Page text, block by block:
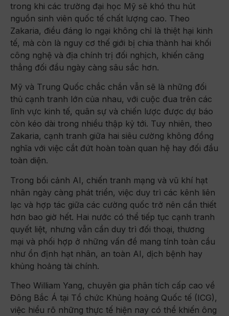
trong khi các trường đại học Mỹ sẽ khó thu hút
nguồn sinh viên quốc tế chất lượng cao. Theo
Zakaria, điều đáng lo ngại không chỉ là thiệt hại kinh
tế, mà còn là nguy cơ thế giới bị chia thành hai khối
công nghệ và địa chính trị đối nghịch, khiến căng
thẳng đối đầu ngày càng sâu sắc hơn.
Mỹ và Trung Quốc chắc chắn vẫn sẽ là những đối
thủ cạnh tranh lớn của nhau, với cuộc đua trên các
lĩnh vực kinh tế, quân sự và chiến lược được dự báo
còn kéo dài trong nhiều thập kỷ tới. Tuy nhiên, theo
Zakaria, cạnh tranh giữa hai siêu cường không đồng
nghĩa với việc cắt đứt hoàn toàn quan hệ hay đối đầu
toàn diện.
Trong bối cảnh AI, chiến tranh mạng và vũ khí hạt
nhân ngày càng phát triển, việc duy trì các kênh liên
lạc và hợp tác giữa các cường quốc trở nên cần thiết
hơn bao giờ hết. Hai nước có thể tiếp tục cạnh tranh
quyết liệt, nhưng vẫn cần duy trì đối thoại, thương
mại và phối hợp ở những vấn đề mang tính toàn cầu
như ổn định hạt nhân, an toàn AI, dịch bệnh hay
khủng hoảng tài chính.
Theo William Yang, chuyên gia phân tích cấp cao về
Đông Bắc Á tại Tổ chức Khủng hoảng Quốc tế (ICG),
việc hiểu rõ những thực tế hiện nay có thể khiến ông